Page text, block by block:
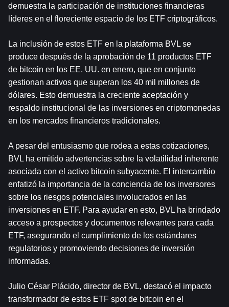
demuestra la participación de instituciones financieras
líderes en el floreciente espacio de los ETF criptográficos.
La inclusión de estos ETF en la plataforma BVL se
produce después de la aprobación de 11 productos ETF
de bitcoin en los EE. UU. en enero, que en conjunto
gestionan activos que superan los 40 mil millones de
dólares. Esto demuestra la creciente aceptación y
respaldo institucional de las inversiones en criptomonedas
en los mercados financieros tradicionales.
A pesar del entusiasmo que rodea a estas cotizaciones,
BVL ha emitido advertencias sobre la volatilidad inherente
asociada con el activo bitcoin subyacente. El intercambio
enfatizó la importancia de la conciencia de los inversores
sobre los riesgos potenciales involucrados en las
inversiones en ETF. Para ayudar en esto, BVL ha brindado
acceso a prospectos y documentos relevantes para cada
ETF, asegurando el cumplimiento de los estándares
regulatorios y promoviendo decisiones de inversión
informadas.
Julio César Plácido, director de BVL, destacó el impacto
transformador de estos ETF spot de bitcoin en el